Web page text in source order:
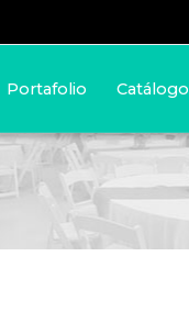
Portafolio Catálogo